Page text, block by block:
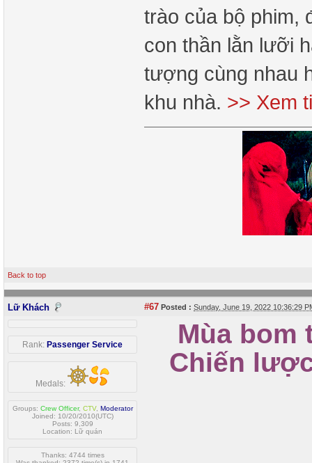
trào của bộ phim,
con thần lằn lưỡi
tượng cùng nhau
khu nhà. >> Xem
Back to top
Lữ Khách #67 Posted : Sunday, June 19, 2022 10:36:29
Rank: Passenger Service
Medals:
Groups: Crew Officer, CTV, Moderator
Joined: 10/20/2010(UTC)
Posts: 9,309
Location: Lữ quán
Thanks: 4744 times
Mùa bom
Chiến